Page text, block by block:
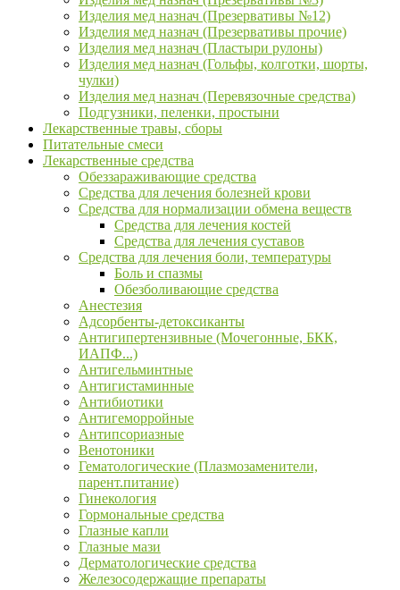
Изделия мед назнач (Презервативы №12)
Изделия мед назнач (Презервативы прочие)
Изделия мед назнач (Пластыри рулоны)
Изделия мед назнач (Гольфы, колготки, шорты,
чулки)
Изделия мед назнач (Перевязочные средства)
Подгузники, пеленки, простыни
Лекарственные травы, сборы
Питательные смеси
Лекарственные средства
Обеззараживающие средства
Средства для лечения болезней крови
Средства для нормализации обмена веществ
Средства для лечения костей
Средства для лечения суставов
Средства для лечения боли, температуры
Боль и спазмы
Обезболивающие средства
Анестезия
Адсорбенты-детоксиканты
Антигипертензивные (Мочегонные, БКК,
ИАПФ...)
Антигельминтные
Антигистаминные
Антибиотики
Антигеморройные
Антипсориазные
Венотоники
Гематологические (Плазмозаменители,
парент.питание)
Гинекология
Гормональные средства
Глазные капли
Глазные мази
Дерматологические средства
Железосодержащие препараты